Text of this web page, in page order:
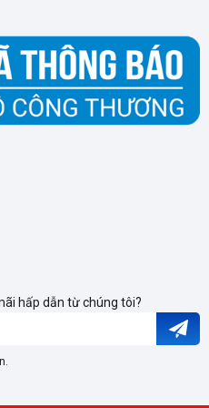
Mát Lành
nhanh chóng.
Làm Mát Sâu Hơn
giảm nhiệt độ từ 6-8ºC,
hấp dẫn từ chúng tôi?